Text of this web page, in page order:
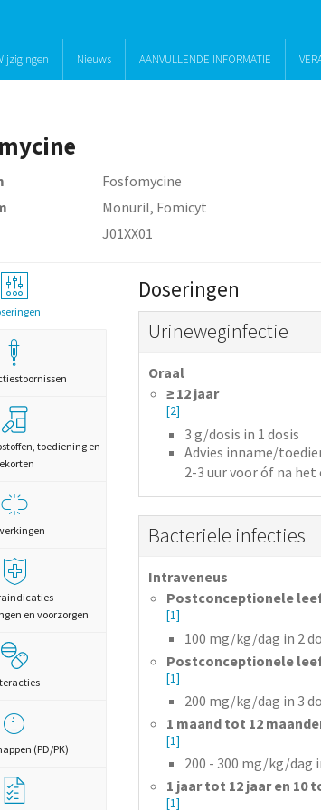
Nieuws AANVULLENDE INFORMATIE
Fosfomycine
Monuril, Fomicyt
J01XX01
toediening en
en voorzorgen
(PD/PK)
Doseringen
Urineweginfectie
Oraal
≥ 12 jaar
[2]
3 g/dosis in 1 dosis
Advies inname/
2-3 uur voor óf na
Bacteriele infecties
Intraveneus
Postconceptionele
[1]
100 mg/kg/dag in 2
Postconceptionele
[1]
200 mg/kg/dag in 3
1 maand tot 12
[1]
200 - 300 mg/kg/dag
1 jaar tot 12 jaar en 10
[1]